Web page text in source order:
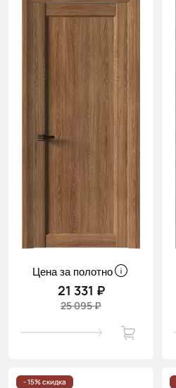
Цена за полотно
21 331 ₽
25 095 ₽
- 15% скидка